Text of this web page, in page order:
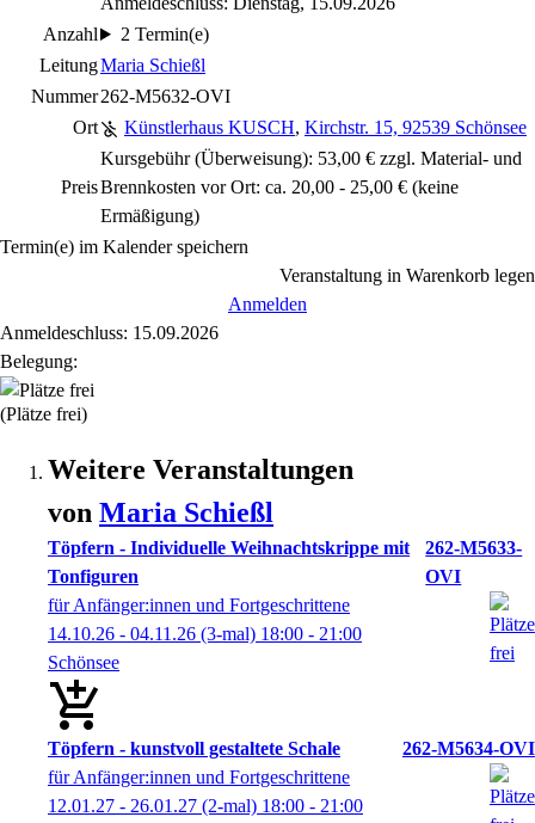
Anzahl
2 Termin(e)
LeitungMaria Schießl
Nummer262-M5632-OVI
Ort
Künstlerhaus KUSCH, Kirchstr. 15, 92539 Schönsee
Preis
Kursgebühr (Überweisung): 53,00 € zzgl. Material- und
Brennkosten vor Ort: ca. 20,00 - 25,00 € (keine
Ermäßigung)
Termin(e) im Kalender speichern
Veranstaltung in Warenkorb legen
Anmelden
Anmeldeschluss: 15.09.2026
Belegung:
(Plätze frei)
Weitere Veranstaltungen
von Maria Schießl
Töpfern - Individuelle Weihnachtskrippe mit
Tonfiguren
262-M5633-
OVI
für Anfänger:innen und Fortgeschrittene
14.10.26 - 04.11.26 (3-mal) 18:00 - 21:00
Schönsee
Töpfern - kunstvoll gestaltete Schale
262-M5634-OVI
für Anfänger:innen und Fortgeschrittene
12.01.27 - 26.01.27 (2-mal) 18:00 - 21:00